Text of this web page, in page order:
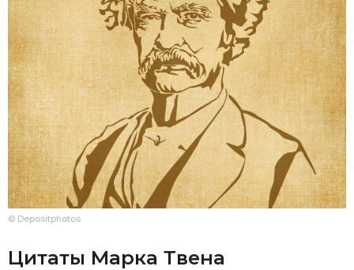
© Depositphotos
Цитаты Марка Твена